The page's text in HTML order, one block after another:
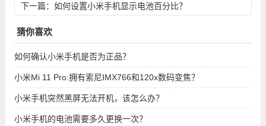
下一篇： 如何设置小米手机显示电池百分比？
猜你喜欢
如何确认小米手机是否为正品？
小米Mi 11 Pro:拥有索尼IMX766和120x数码变焦？
小米手机突然黑屏无法开机，该怎么办？
小米手机的电池需要多久更换一次？